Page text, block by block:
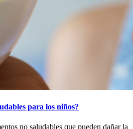
para los niños?
no saludables que pueden dañar la